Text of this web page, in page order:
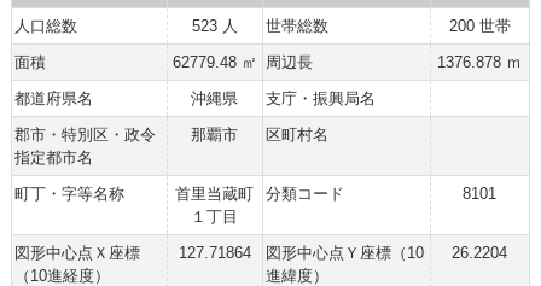
人口総数 523 人 世帯総数
200 世帯
面積
62779.48 ㎡ 周辺長
1376.878 ｍ
都道府県名
沖縄県
支庁・振興局名
郡市・特別区・政令
指定都市名
那覇市 区町村名
町丁・字等名称
首里当蔵町
１丁目
分類コード 8101
図形中心点Ｘ座標
（10進経度）
127.71864
図形中心点Ｙ座標（10
進緯度）
26.2204